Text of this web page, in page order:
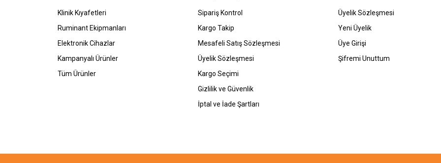
Klinik Kıyafetleri
Ruminant Ekipmanları
Elektronik Cihazlar
Kampanyalı Ürünler
Tüm Ürünler
Sipariş Kontrol
Kargo Takip
Mesafeli Satış Sözleşmesi
Üyelik Sözleşmesi
Kargo Seçimi
Gizlilik ve Güvenlik
İptal ve İade Şartları
Üyelik Sözleşmesi
Yeni Üyelik
Üye Girişi
Şifremi Unuttum